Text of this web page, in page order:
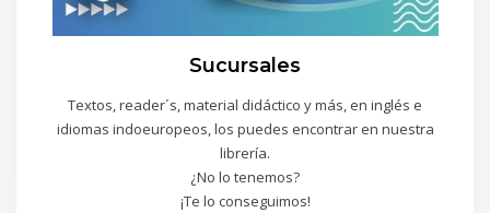
Sucursales
Textos, reader´s, material didáctico y más, en inglés e
idiomas indoeuropeos, los puedes encontrar en nuestra
librería.
¿No lo tenemos?
¡Te lo conseguimos!